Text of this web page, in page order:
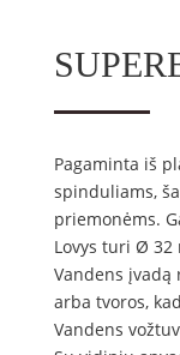
Pagaminta iš
spinduliams,
priemonėms.
Lovys turi Ø
Vandens
arba tvoros,
Vandens